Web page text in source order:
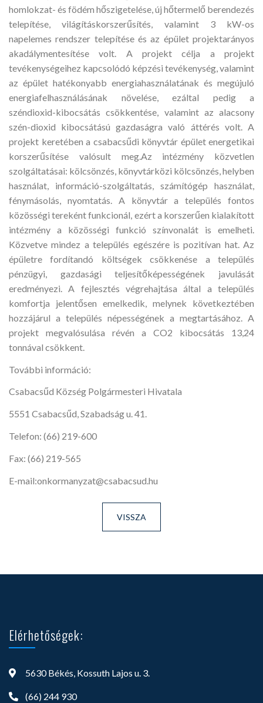
homlokzat- és födém hőszigetelése, új hőtermelő berendezés
telepítése, világításkorszerűsítés, valamint 3 kW-os
napelemes rendszer telepítése és az épület projektarányos
akadálymentesítése volt. A projekt célja a projekt
tevékenységeihez kapcsolódó képzési tevékenység, valamint
az épület hatékonyabb energiahasználatának és megújuló
energiafelhasználásának növelése, ezáltal pedig a
széndioxid-kibocsátás csökkentése, valamint az alacsony
szén-dioxid kibocsátású gazdaságra való áttérés volt. A
projekt keretében a csabacsűdi könyvtár épület energetikai
korszerűsítése valósult meg.Az intézmény közvetlen
szolgáltatásai: kölcsönzés, könyvtárközi kölcsönzés, helyben
használat, információ-szolgáltatás, számítógép használat,
fénymásolás, nyomtatás. A könyvtár a település fontos
közösségi tereként funkcionál, ezért a korszerűen kialakított
intézmény a közösségi funkció színvonalát is emelheti.
Közvetve mindez a település egészére is pozitívan hat. Az
épületre fordítandó költségek csökkenése a település
pénzügyi, gazdasági teljesítőképességének javulását
eredményezi. A fejlesztés végrehajtása által a település
komfortja jelentősen emelkedik, melynek következtében
hozzájárul a település népességének a megtartásához. A
projekt megvalósulása révén a CO2 kibocsátás 13,24
tonnával csökkent.
További információ:
Csabacsűd Község Polgármesteri Hivatala
5551 Csabacsűd, Szabadság u. 41.
Telefon: (66) 219-600
Fax: (66) 219-565
E-mail:onkormanyzat@csabacsud.hu
VISSZA
Elérhetőségek:
5630 Békés, Kossuth Lajos u. 3.
(66) 244 930